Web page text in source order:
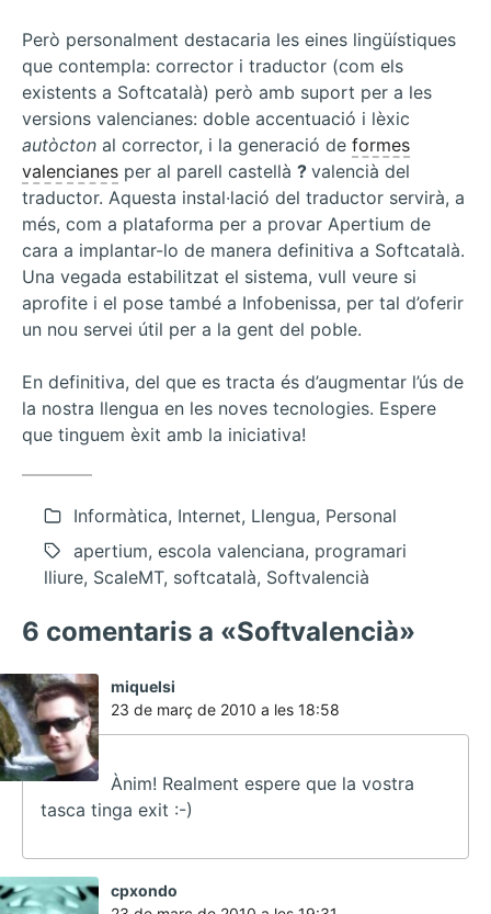
Però personalment destacaria les eines lingüístiques
que contempla: corrector i traductor (com els
existents a Softcatalà) però amb suport per a les
versions valencianes: doble accentuació i lèxic
autòcton al corrector, i la generació de formes
valencianes per al parell castellà ? valencià del
traductor. Aquesta instal·lació del traductor servirà, a
més, com a plataforma per a provar Apertium de
cara a implantar-lo de manera definitiva a Softcatalà.
Una vegada estabilitzat el sistema, vull veure si
aprofite i el pose també a Infobenissa, per tal d’oferir
un nou servei útil per a la gent del poble.
En definitiva, del que es tracta és d’augmentar l’ús de
la nostra llengua en les noves tecnologies. Espere
que tinguem èxit amb la iniciativa!
Informàtica, Internet, Llengua, Personal
apertium, escola valenciana, programari
lliure, ScaleMT, softcatalà, Softvalencià
6 comentaris a «Softvalencià»
miquelsiha
dit:
23 de març de 2010 a les 18:58
Ànim! Realment espere que la vostra
tasca tinga exit :-)
cpxondoha